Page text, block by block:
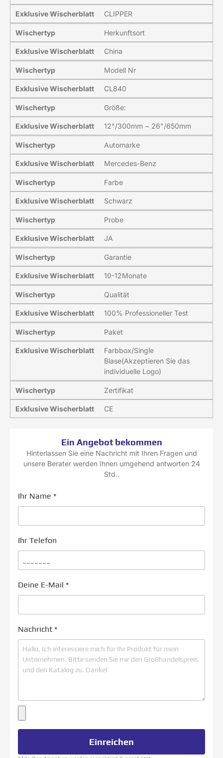
Exklusive Wischerblatt CLIPPER
Wischertyp Herkunftsort
Exklusive Wischerblatt China
Wischertyp Modell Nr
Exklusive Wischerblatt CL840
Wischertyp Größe:
Exklusive Wischerblatt 12"/300mm ~ 26"/650mm
Wischertyp Automarke
Exklusive Wischerblatt Mercedes-Benz
Wischertyp Farbe
Exklusive Wischerblatt Schwarz
Wischertyp Probe
Exklusive Wischerblatt JA
Wischertyp Garantie
Exklusive Wischerblatt 10-12Monate
Wischertyp Qualität
Exklusive Wischerblatt 100% Professioneller Test
Wischertyp Paket
Exklusive Wischerblatt
Farbbox/Single
Blase(Akzeptieren Sie das
individuelle Logo)
Wischertyp Zertifikat
Exklusive Wischerblatt CE
Ein Angebot bekommen
Hinterlassen Sie eine Nachricht mit Ihren Fragen und
unsere Berater werden Ihnen umgehend antworten 24
Std..
Ihr Name *
Ihr Telefon
Deine E-Mail *
Nachricht *
Einreichen